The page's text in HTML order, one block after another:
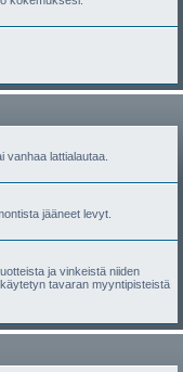
vanhaa lattialautaa.
jääneet levyt.
ja vinkeistä niiden
tavaran myyntipisteistä